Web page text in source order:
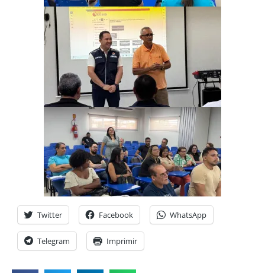
Twitter Facebook WhatsApp
Telegram Imprimir